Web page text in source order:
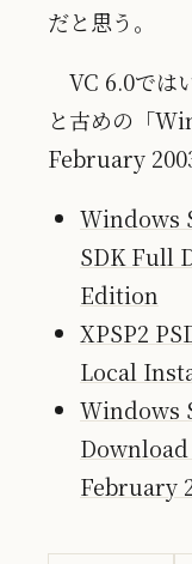
だと思う。
VC 6.0では
と古めの「
February
Windows
SDK Full
Edition
XPSP2
Local
Windows
February